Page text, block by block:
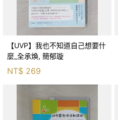
【UVP】我也不知道自己想要什
麼_全承煥, 簡郁璇
NT$ 269